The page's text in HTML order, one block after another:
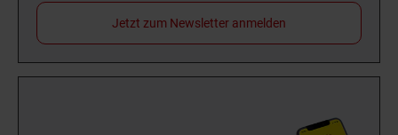
Jetzt zum Newsletter anmelden